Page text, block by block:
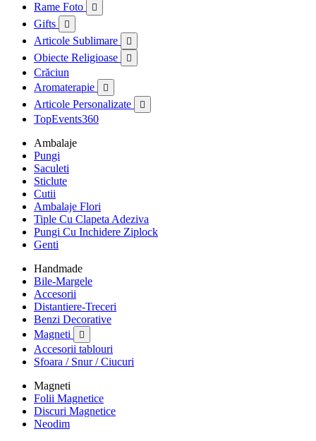
Rame Foto 
Gifts 
Articole Sublimare 
Obiecte Religioase 
Crăciun
Aromaterapie

Articole Personalizate 
TopEvents360
Ambalaje
Pungi
Saculeti
Sticlute
Cutii
Ambalaje Flori
Tiple Cu Clapeta Adeziva
Pungi Cu Inchidere Ziplock
Genti
Handmade
Bile-Margele
Accesorii
Distantiere-Treceri
Benzi Decorative
Magneti

Accesorii tablouri
Sfoara / Snur / Ciucuri
Magneti
Folii Magnetice
Discuri Magnetice
Neodim